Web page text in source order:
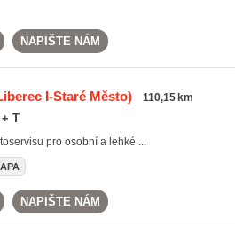
NAPIŠTE NÁM
I-Staré Město) 110,15 km
T
pro osobní a lehké ...
NAPIŠTE NÁM